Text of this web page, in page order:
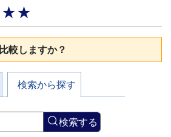
較しますか？
検索から探す
検索する